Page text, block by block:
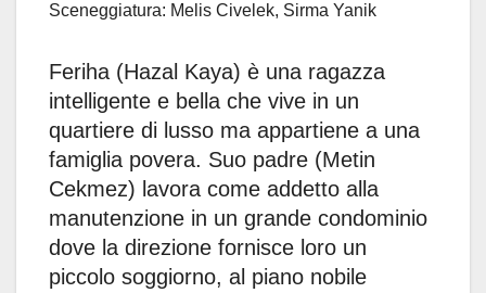
Sceneggiatura: Melis Civelek, Sirma Yanik
Feriha (Hazal Kaya) è una ragazza
intelligente e bella che vive in un
quartiere di lusso ma appartiene a una
famiglia povera. Suo padre (Metin
Cekmez) lavora come addetto alla
manutenzione in un grande condominio
dove la direzione fornisce loro un
piccolo soggiorno, al piano nobile